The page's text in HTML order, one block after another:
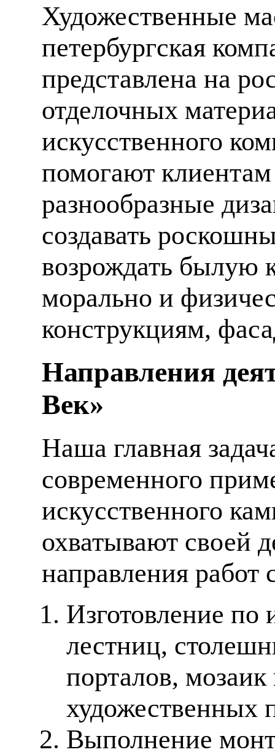
Художественные
петербургская
представлена на
отделочных
искусственного
помогают
разнообразные
создавать
возрождать былую
морально и
конструкциям,
Направления
Век»
Наша главная
современного
искусственного
охватывают своей
направления работ
Изготовление по
лестниц,
порталов,
художественных
Выполнение